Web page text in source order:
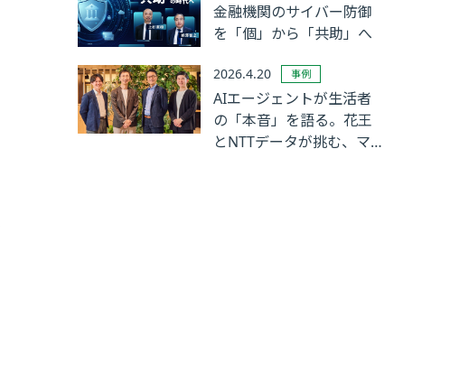
金融機関のサイバー防御
を「個」から「共助」へ
2026.4.20 事例
AIエージェントが生活者
の「本音」を語る。花王
とNTTデータが挑む、マ